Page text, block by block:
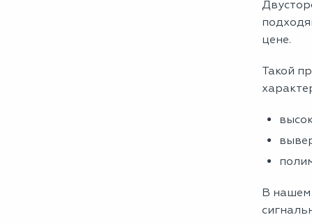
цене.
Такой
В нашем